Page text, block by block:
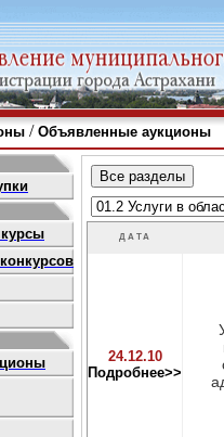
/ Объявленные аукционы
ДАТА
24.12.10
Подробнее>>